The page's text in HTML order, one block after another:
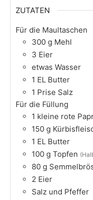
ZUTATEN
Für die Maultaschen
300 g Mehl
3 Eier
etwas Wasser
1 EL Butter
1 Prise Salz
Für die Füllung
1 kleine rote
150 g
1 EL Butter
100 g Topfen
80 g
2 Eier
Salz und Pfeffer